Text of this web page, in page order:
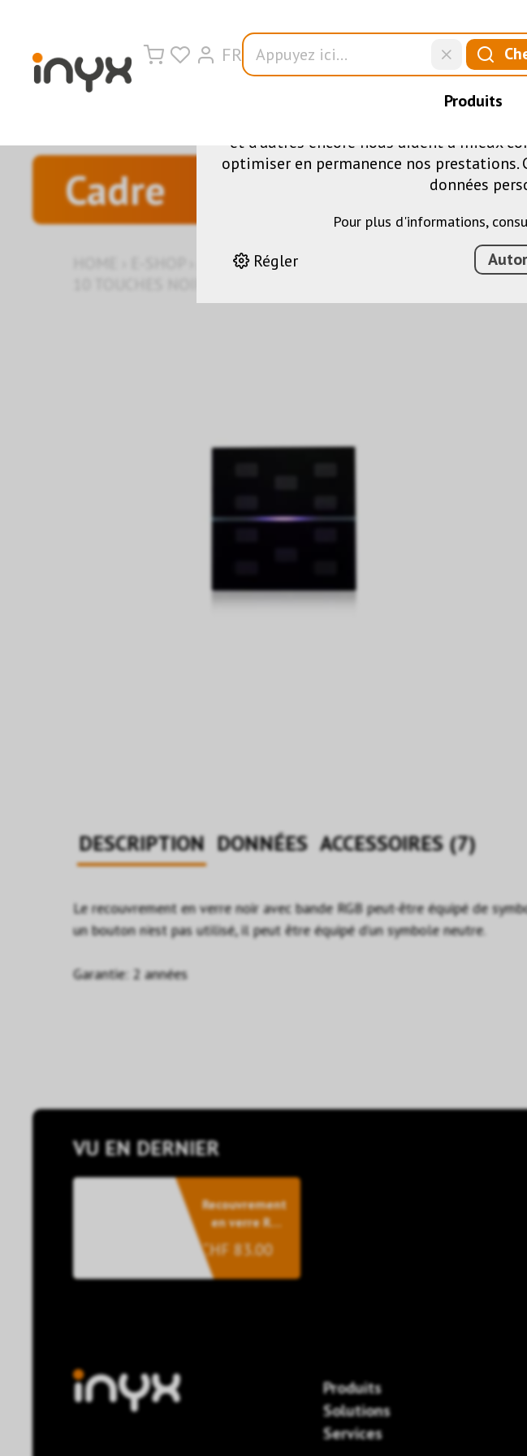
FR
Produits
Cadre
AUTOMATION DES BÂTIMENTS
DESCRIPTION DONNÉES ACCESSOIRES (7)
Le recouvrement en verre noir avec bande RGB peut-être équipé de
un bouton n’est pas utilisé, il peut être équipé d’un symbole neutre.
Garantie: 2 années
VU EN DERNIER
Recouvrement
en verre RGB
10 touches
noir pour
symboles
CHF 83.00
Produits
Solutions
Services
CE SITE
Nous utilisons différents cookies sur
et d'autres encore nous aident à mieux
optimiser en permanence nos
données
Pour plus d'informations,
Régler